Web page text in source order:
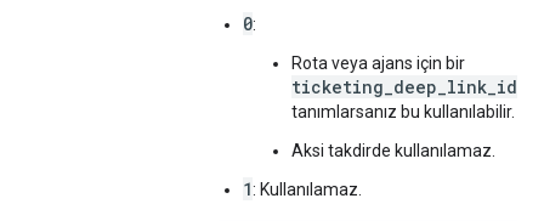
0:
Rota veya ajans için bir
ticketing_deep_link_id
tanımlarsanız bu kullanılabilir.
Aksi takdirde kullanılamaz.
1: Kullanılamaz.